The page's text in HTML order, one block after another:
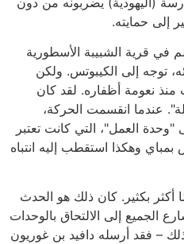
إلى حمايته.
في قرية الشبيبة الأسطورية
توجه إلى الكيبوتس. ولكن
منذ نعومة أظفاره. لقد كان
عندما انقسمت الحركة،
العمل"، التي كانت تعتبر
وهكذا استقطب إليه انتباه
حاسمًا أكثر بكثير. كان ذلك هو الحدث
الجميع إلى الالتحاق بالوحدات
– فقد أرسله دافيد بن غوريون